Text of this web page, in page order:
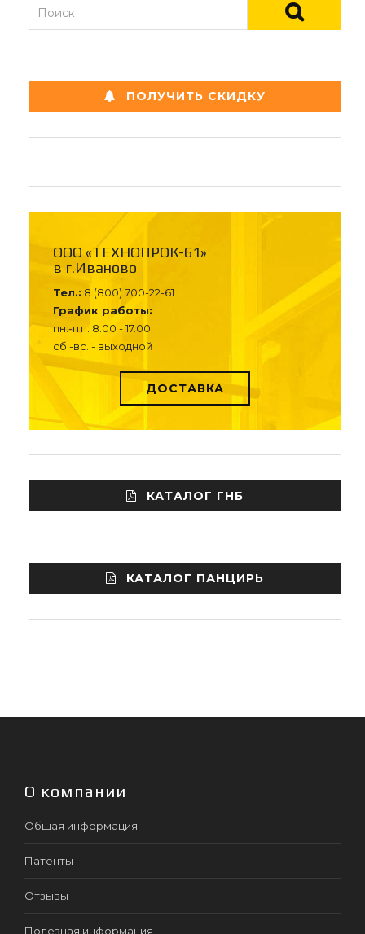
ПОЛУЧИТЬ СКИДКУ
ООО «ТЕХНОПРОК-61»
в г.Иваново
Тел.: 8 (800) 700-22-61
График работы:
пн.-пт.: 8.00 - 17.00
сб.-вс. - выходной
ДОСТАВКА
КАТАЛОГ ГНБ
КАТАЛОГ ПАНЦИРЬ
О компании
Общая информация
Патенты
Отзывы
Полезная информация